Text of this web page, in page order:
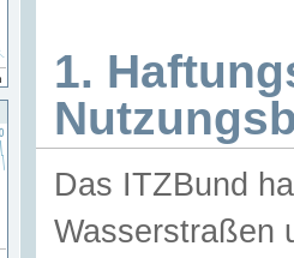
1.
Das ITZBund
Wasserstraßen